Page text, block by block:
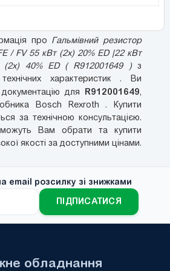
про Гальмівний резистор
/ FV 55 кВт (2x) 20% ED |22 кВт
40% ED ( R912001649 )з
характеристик . Ви
для R912001649,
Bosch Rexroth . Купити
за технічною консультацією.
Вам обрати та купити
якості за доступними цінами.
email розсилку зі знижками
ПІДПИСАТИСЯ
обладнання